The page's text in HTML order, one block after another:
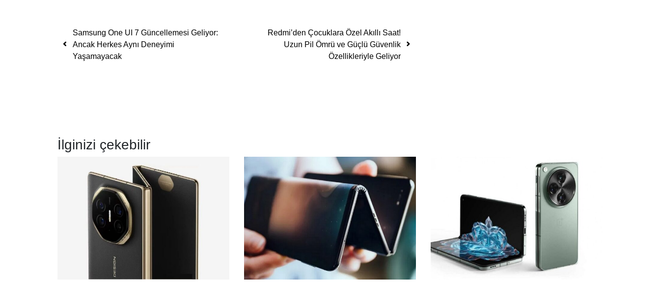
Yazı dolaşımı
Samsung One UI 7 Güncellemesi Geliyor:
Ancak Herkes Aynı Deneyimi
Yaşamayacak
Redmi’den Çocuklara Özel Akıllı Saat!
Uzun Pil Ömrü ve Güçlü Güvenlik
Özellikleriyle Geliyor
İlginizi çekebilir